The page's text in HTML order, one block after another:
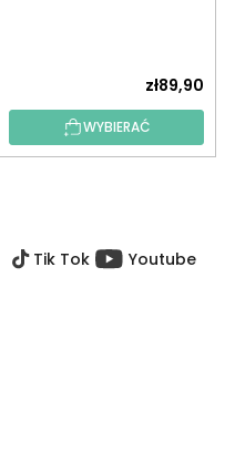
zł89,90
WYBIERAĆ
Tik Tok Youtube